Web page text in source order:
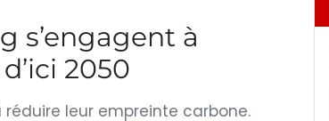
s’engagent à
2050
réduire leur empreinte carbone.